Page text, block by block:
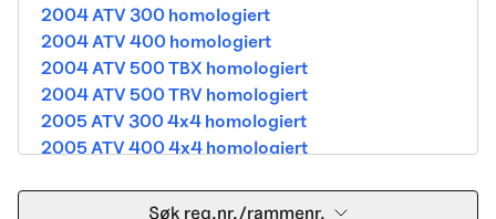
2004 ATV 300 homologiert
2004 ATV 400 homologiert
2004 ATV 500 TBX homologiert
2004 ATV 500 TRV homologiert
2005 ATV 300 4x4 homologiert
2005 ATV 400 4x4 homologiert
2005 ATV 500 TRV homologiert
Søk reg.nr./rammenr.